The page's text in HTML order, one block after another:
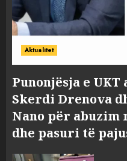
Aktualitet
Punonjësja e
Skerdi Drenova
Nano për abuzim
dhe pasuri të